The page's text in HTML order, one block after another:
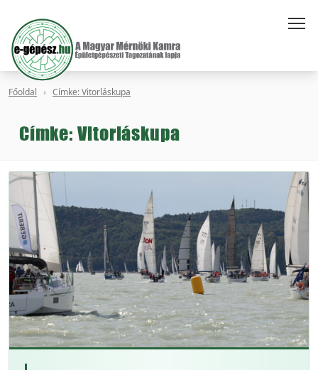
Főoldal Címke: Vitorláskupa
Címke: Vitorláskupa